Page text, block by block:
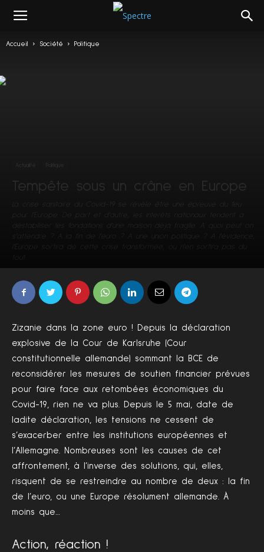
Accueil Société Politique
Tempête sous un crâne en Europe
Zizanie dans la zone euro ! Depuis la déclaration
explosive de la Cour de Karlsruhe (Cour
constitutionnelle allemande) sommant la BCE de
reconsidérer les mesures de soutien financier prévues
pour faire face aux retombées économiques du
Covid-19, rien ne va plus. Depuis le 5 mai, date de
ladite déclaration, les tensions ne cessent de
s’exacerber entre les institutions européennes et
l’Allemagne. Nombreuses sont les causes de cet
affrontement, à l’inverse des solutions, qui, elles,
risquent de se restreindre au nombre de deux : la fin
de l’euro, ou une Europe résolument allemande. À
moins que…
Action, réaction !